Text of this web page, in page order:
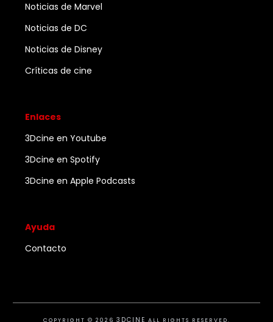
Noticias de Marvel
Noticias de DC
Noticias de Disney
Críticas de cine
Enlaces
3Dcine en Youtube
3Dcine en Spotify
3Dcine en Apple Podcasts
Ayuda
Contacto
COPYRIGHT © 2026 3DCINE ALL RIGHTS RESERVED.